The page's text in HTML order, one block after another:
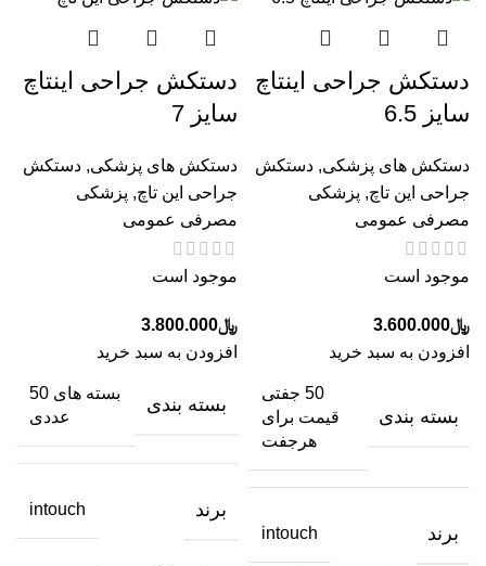
دستکش جراحی اینتاچ
سایز 6.5
دستکش های پزشکی, دستکش
جراحی این تاچ, پزشکی
مصرفی عمومی
موجود است
﷼3.600.000
افزودن به سبد خرید
بسته بندی
50 جفتی
قیمت برای
هرجفت
برند intouch
دستکش جراحی اینتاچ
سایز 7
دستکش های پزشکی, دستکش
جراحی این تاچ, پزشکی
مصرفی عمومی
موجود است
﷼3.800.000
افزودن به سبد خرید
بسته بندی
بسته های 50
عددی
برند intouch